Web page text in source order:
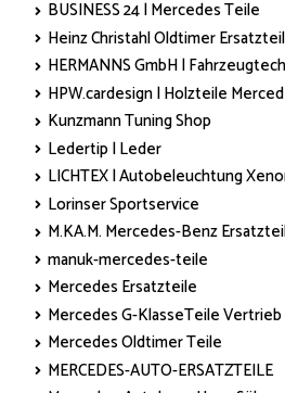
BUSINESS 24 | Mercedes Teile
Heinz Christahl Oldtimer
HERMANNS GmbH |
HPW.cardesign | Holzteile
Kunzmann Tuning Shop
Ledertip | Leder
LICHTEX | Autobeleuchtung
Lorinser Sportservice
M.KA.M. Mercedes-Benz
manuk-mercedes-teile
Mercedes Ersatzteile
Mercedes G-KlasseTeile Vertrieb
Mercedes Oldtimer Teile
MERCEDES-AUTO-ERSATZTEILE